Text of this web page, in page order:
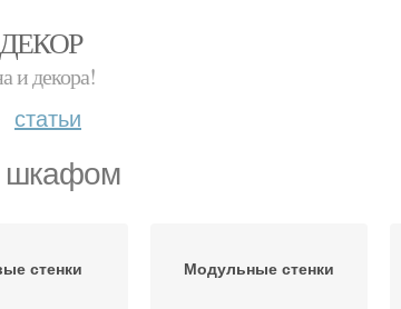
и декора!
статьи
шкафом
стенки Модульные стенки